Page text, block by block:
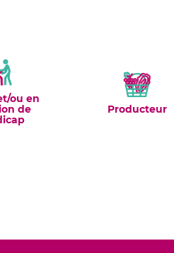
ou en
de
Producteur